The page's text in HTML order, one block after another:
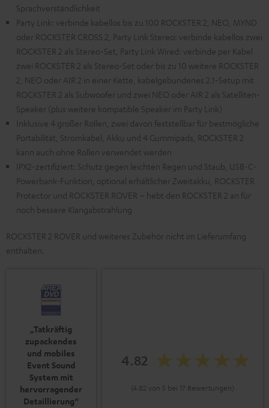
Sprachverständlichkeit
Party Link: verbinde kabellos bis zu 100 ROCKSTER 2, NEO, MYND
oder ROCKSTER CROSS 2, Party Link Stereo: verbinde kabellos zwei
ROCKSTER 2 als Stereo-Set, Party Link Wired: verbinde per Kabel
zwei ROCKSTER 2 als Stereo-Set oder bis zu 10 weitere ROCKSTER
2, NEO oder AIR 2 in einer Kette, kabelgebundenes 2.1-Setup mit
ROCKSTER 2 als Subwoofer und zwei NEO oder AIR 2 als Satelliten-
Speaker (plus weitere kompatible Speaker im Party Link)
Inklusive 4 großer Rollen, zwei davon feststellbar für bestmögliche
Portabilität, Stromkabel, Akku und 4 Gummipads, ROCKSTER 2
kann auch ohne Rollen verwendet werden
IPX2-zertifiziert: Schutz gegen leichten Regen und Staub, USB-C-
Powerbank-Funktion, optional erhältlicher Zweitakku, ROCKSTER
Protector und ROCKSTER ROVER – hebt den ROCKSTER 2 an für
noch bessere Klangabstrahlung
ROCKSTER 2 ROVER und weiteres Zubehör nicht im Lieferumfang
enthalten.
„Tatkräftig
zupackendes
und mobiles
Event Sound
System mit
hervorragender
Detaillierung“
4.82
(4.82 von 5 bei 17 Bewertungen)